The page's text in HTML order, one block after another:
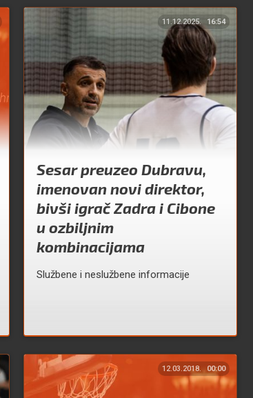
11.12.2025. 16:54
Sesar preuzeo Dubravu,
imenovan novi direktor,
bivši igrač Zadra i Cibone
u ozbiljnim
kombinacijama
Službene i neslužbene informacije
12.03.2018. 00:00